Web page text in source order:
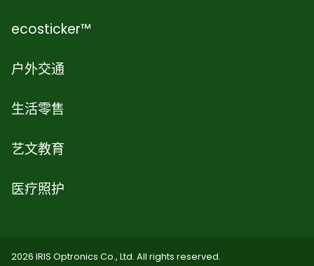
ecosticker™
户外交通
生活零售
艺文教育
医疗照护
2026 IRIS Optronics Co., Ltd. All rights reserved.